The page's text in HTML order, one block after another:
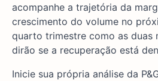
acompanhe a trajetória da
crescimento do volume no
quarto trimestre como as duas
dirão se a recuperação está
Inicie sua própria análise da